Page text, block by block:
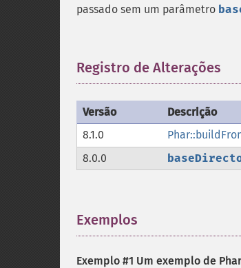
passado sem um parâmetro
Registro de Alterações
Versão
Descrição
8.1.0
8.0.0
Exemplos
Exemplo #1 Um exemplo de